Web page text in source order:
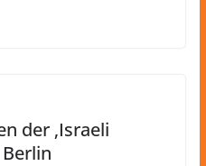
der ‚Israeli